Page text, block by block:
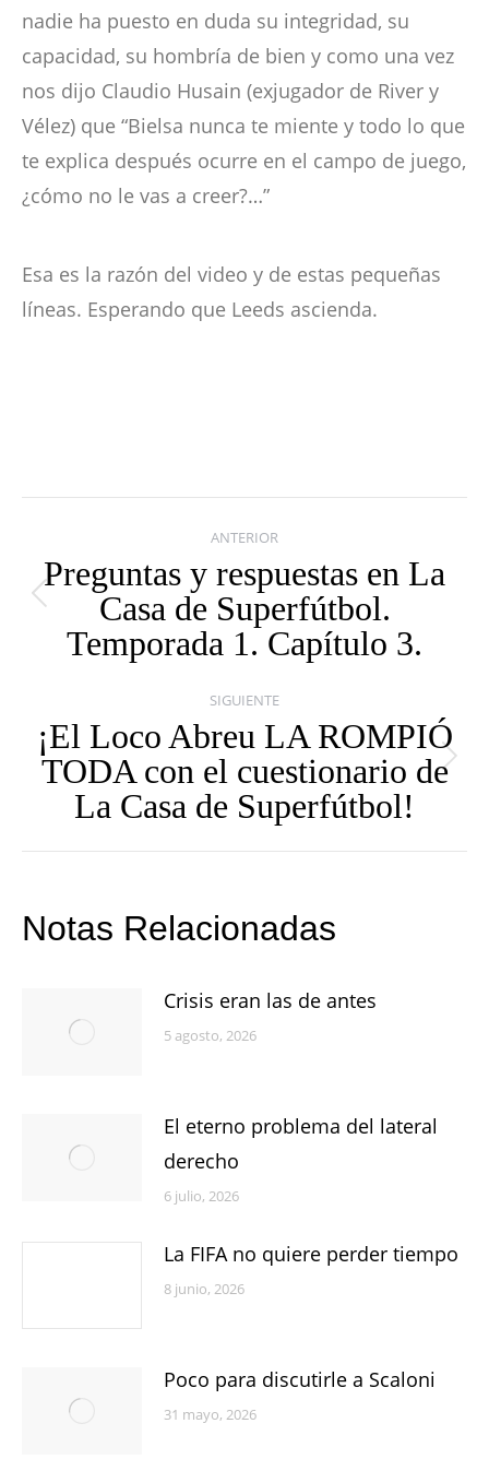
nadie ha puesto en duda su integridad, su
capacidad, su hombría de bien y como una vez
nos dijo Claudio Husain (exjugador de River y
Vélez) que “Bielsa nunca te miente y todo lo que
te explica después ocurre en el campo de juego,
¿cómo no le vas a creer?…”
Esa es la razón del video y de estas pequeñas
líneas. Esperando que Leeds ascienda.
Navegación
entre
publicaciones
ANTERIOR
Publicación
anterior:
Preguntas y respuestas en La
Casa de Superfútbol.
Temporada 1. Capítulo 3.
SIGUIENTE
Publicación
siguiente:
¡El Loco Abreu LA ROMPIÓ
TODA con el cuestionario de
La Casa de Superfútbol!
Notas Relacionadas
Crisis eran las de antes
5 agosto, 2026
El eterno problema del lateral
derecho
6 julio, 2026
La FIFA no quiere perder tiempo
8 junio, 2026
Poco para discutirle a Scaloni
31 mayo, 2026